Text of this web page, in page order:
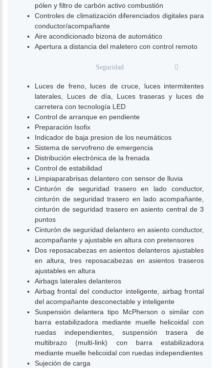
pólen y filtro de carbón activo combustión
Controles de climatización diferenciados digitales para
conductor/acompañante
Aire acondicionado bizona de automático
Apertura a distancia del maletero con control remoto
Seguridad
Luces de freno, luces de cruce, luces intermitentes
laterales, Luces de día, Luces traseras y luces de
carretera con tecnología LED
Control de arranque en pendiente
Preparación Isofix
Indicador de baja presion de los neumáticos
Sistema de servofreno de emergencia
Distribución electrónica de la frenada
Control de estabilidad
Limpiaparabrisas delantero con sensor de lluvia
Cinturón de seguridad trasero en lado conductor,
cinturón de seguridad trasero en lado acompañante,
cinturón de seguridad trasero en asiento central de 3
puntos
Cinturón de seguridad delantero en asiento conductor,
acompañante y ajustable en altura con pretensores
Dos reposacabezas en asientos delanteros ajustables
en altura, tres reposacabezas en asientos traseros
ajustables en altura
Airbags laterales delanteros
Airbag frontal del conductor inteligente, airbag frontal
del acompañante desconectable y inteligente
Suspensión delantera tipo McPherson o similar con
barra estabilizadora mediante muelle helicoidal con
ruedas independientes, suspensión trasera de
multibrazo (multi-link) con barra estabilizadora
mediante muelle helicoidal con ruedas independientes
Sujeción de carga